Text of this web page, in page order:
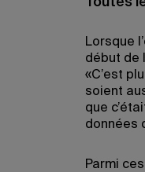
Lorsque
début de
«C’est
soient
que
données
Parmi